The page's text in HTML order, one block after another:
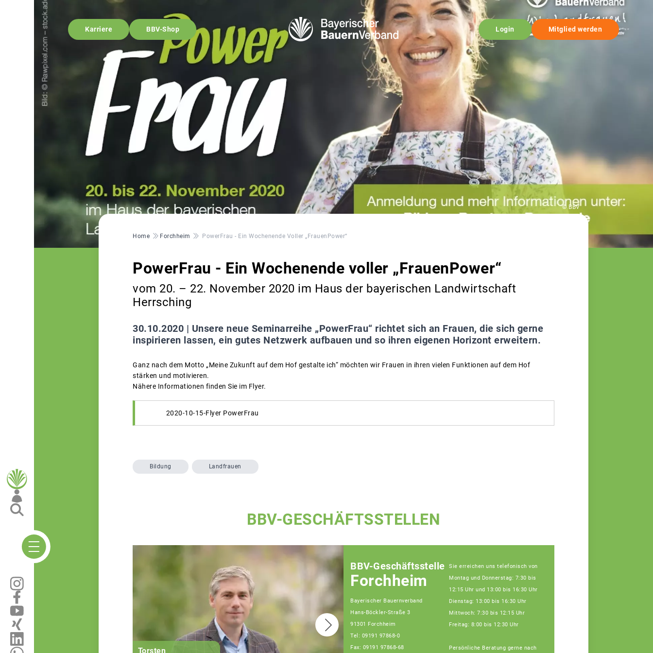
Karriere BBV-Shop Login Mitglied werden
© BBV
Pfadnavigation
Home Forchheim PowerFrau - Ein Wochenende Voller „FrauenPower“
PowerFrau - Ein Wochenende voller „FrauenPower“
vom 20. – 22. November 2020 im Haus der bayerischen Landwirtschaft
Herrsching
30.10.2020 | Unsere neue Seminarreihe „PowerFrau“ richtet sich an Frauen, die sich gerne
inspirieren lassen, ein gutes Netzwerk aufbauen und so ihren eigenen Horizont erweitern.
Ganz nach dem Motto „Meine Zukunft auf dem Hof gestalte ich“ möchten wir Frauen in ihren vielen Funktionen auf dem Hof
stärken und motivieren.
Nähere Informationen finden Sie im Flyer.
2020-10-15-Flyer PowerFrau
Bildung Landfrauen
BBV-GESCHÄFTSSTELLEN
Torsten
BBV-Geschäftsstelle
Forchheim
Bayerischer Bauernverband
Hans-Böckler-Straße 3
91301 Forchheim
Tel: 09191 97868-0
Fax: 09191 97868-68
Sie erreichen uns telefonisch von
Montag und Donnerstag: 7:30 bis
12:15 Uhr und 13:00 bis 16:30 Uhr
Dienstag: 13:00 bis 16:30 Uhr
Mittwoch: 7:30 bis 12:15 Uhr
Freitag: 8:00 bis 12:30 Uhr
Persönliche Beratung gerne nach